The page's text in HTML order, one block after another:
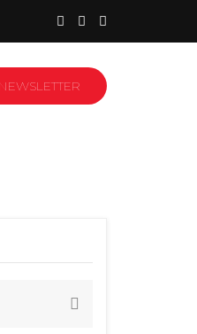
NEWSLETTER